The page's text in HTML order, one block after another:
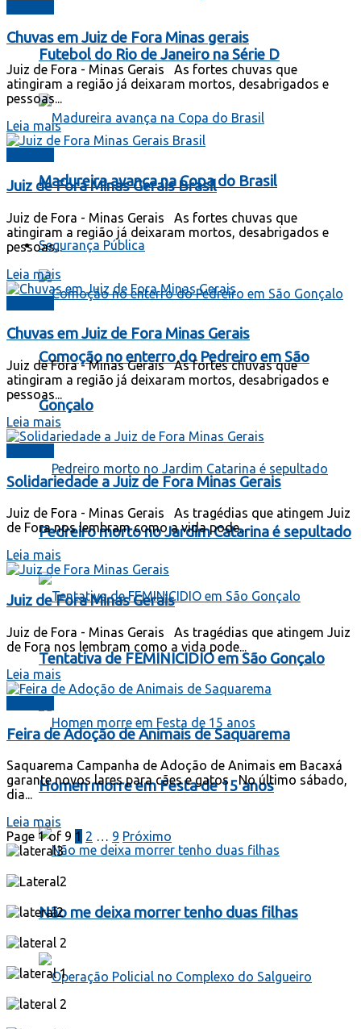
Futebol do Rio de Janeiro na Série D
Madureira avança na Copa do Brasil
Segurança Pública
Comoção no enterro do Pedreiro em São
Gonçalo
Pedreiro morto no Jardim Catarina é sepultado
Tentativa de FEMINICIDIO em São Gonçalo
Homen morre em Festa de 15 anos
Não me deixa morrer tenho duas filhas
Chuvas em Juiz de Fora Minas gerais
Juiz de Fora - Minas Gerais As fortes chuvas que
atingiram a região já deixaram mortos, desabrigados e
pessoas...
Leia mais
Juiz de Fora Minas Gerais Brasil
Juiz de Fora - Minas Gerais As fortes chuvas que
atingiram a região já deixaram mortos, desabrigados e
pessoas...
Leia mais
Chuvas em Juiz de Fora Minas Gerais
Juiz de Fora - Minas Gerais As fortes chuvas que
atingiram a região já deixaram mortos, desabrigados e
pessoas...
Leia mais
Solidariedade a Juiz de Fora Minas Gerais
Juiz de Fora - Minas Gerais As tragédias que atingem Juiz
de Fora nos lembram como a vida pode...
Leia mais
Juiz de Fora Minas Gerais
Juiz de Fora - Minas Gerais As tragédias que atingem Juiz
de Fora nos lembram como a vida pode...
Leia mais
Feira de Adoção de Animais de Saquarema
Saquarema Campanha de Adoção de Animais em Bacaxá
garante novos lares para cães e gatos No último sábado,
dia...
Leia mais
Page 1 of 9 1 2 … 9 Próximo